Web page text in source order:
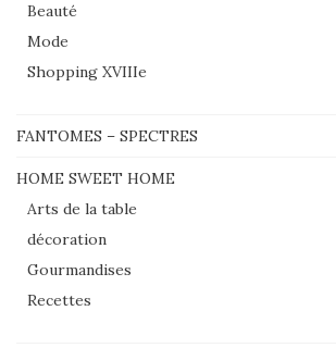
Beauté
Mode
Shopping XVIIIe
FANTOMES – SPECTRES
HOME SWEET HOME
Arts de la table
décoration
Gourmandises
Recettes